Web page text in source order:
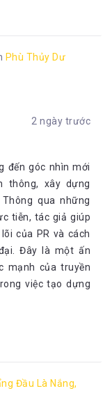
Phù Thủy Dư
2 ngày trước
đến góc nhìn mới
thông, xây dựng
qua những
tiễn, tác giả giúp
của PR và cách
Đây là một ấn
mạnh của truyền
việc tạo dựng
Đầu Là Nắng,